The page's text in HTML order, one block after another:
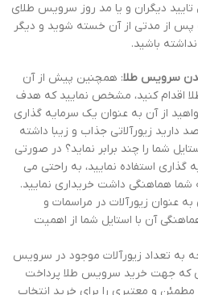
دیگران و یا مد روز سرویس طلای
پس از مدتی از آن خسته شوید و دیگر
باشید.
سرویس طلا: همچنین پیش از آن
اقدام کنید، مشخص نمایید که هدف
از آن به عنوان یک سرمایه گذاری
دارید زیورآلاتی جذاب و زیبا داشته
شما را چند برابر نماید؟ در صورتی
گذاری استفاده نمایید، به راحتی می
شما هماهنگی داشت خریداری نمایید.
عنوان زیورآلات در مراسمات و
آن با استایل شما از اهمیت
به تعداد زیورآلات موجود در سرویس
که جهت خرید سرویس طلا پرداخت
و معتبری را برای خرید انتخاب